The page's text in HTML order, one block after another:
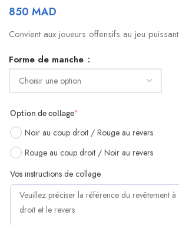
850 MAD
Convient aux joueurs offensifs au jeu puissant
Forme de manche
Option de collage*(required)
Noir au coup droit / Rouge au revers
Rouge au coup droit / Noir au revers
Vos instructions de collage